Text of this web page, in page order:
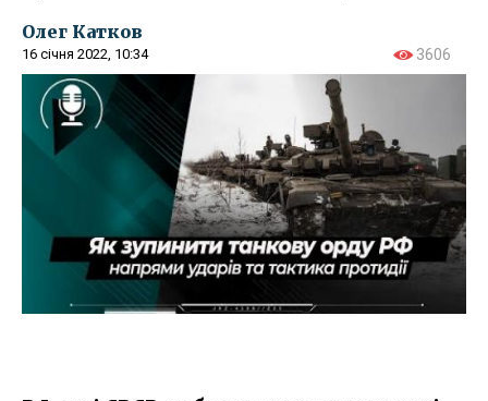
Олег Катков
16 січня 2022, 10:34 3606